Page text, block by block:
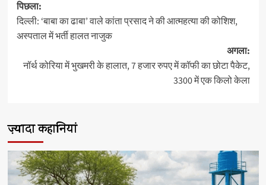
पोस्ट
नेविगेशन
पिछला:
दिल्ली: ‘बाबा का ढाबा’ वाले कांता प्रसाद ने की आत्महत्या की कोशिश,
अस्पताल में भर्ती हालत नाजुक
अगला:
नॉर्थ कोरिया में भुखमरी के हालात, 7 हजार रुपए में कॉफी का छोटा पैकेट,
3300 में एक किलो केला
ज़्यादा कहानियां